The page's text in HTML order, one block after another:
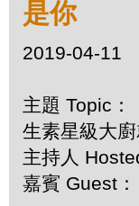
是你
2019-04-11
主題 Topic：
生素星級大
主持人
嘉賓 Guest：